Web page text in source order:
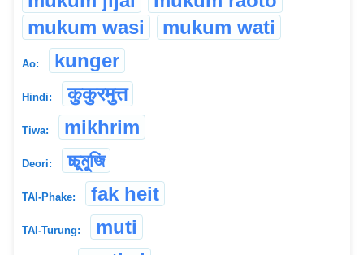
mukum wasi
mukum wati
Ao: kunger
Hindi: कुकुरमुत्त
Tiwa: mikhrim
Deori: চ্চুমুজি
TAI-Phake: fak heit
TAI-Turung:
muti